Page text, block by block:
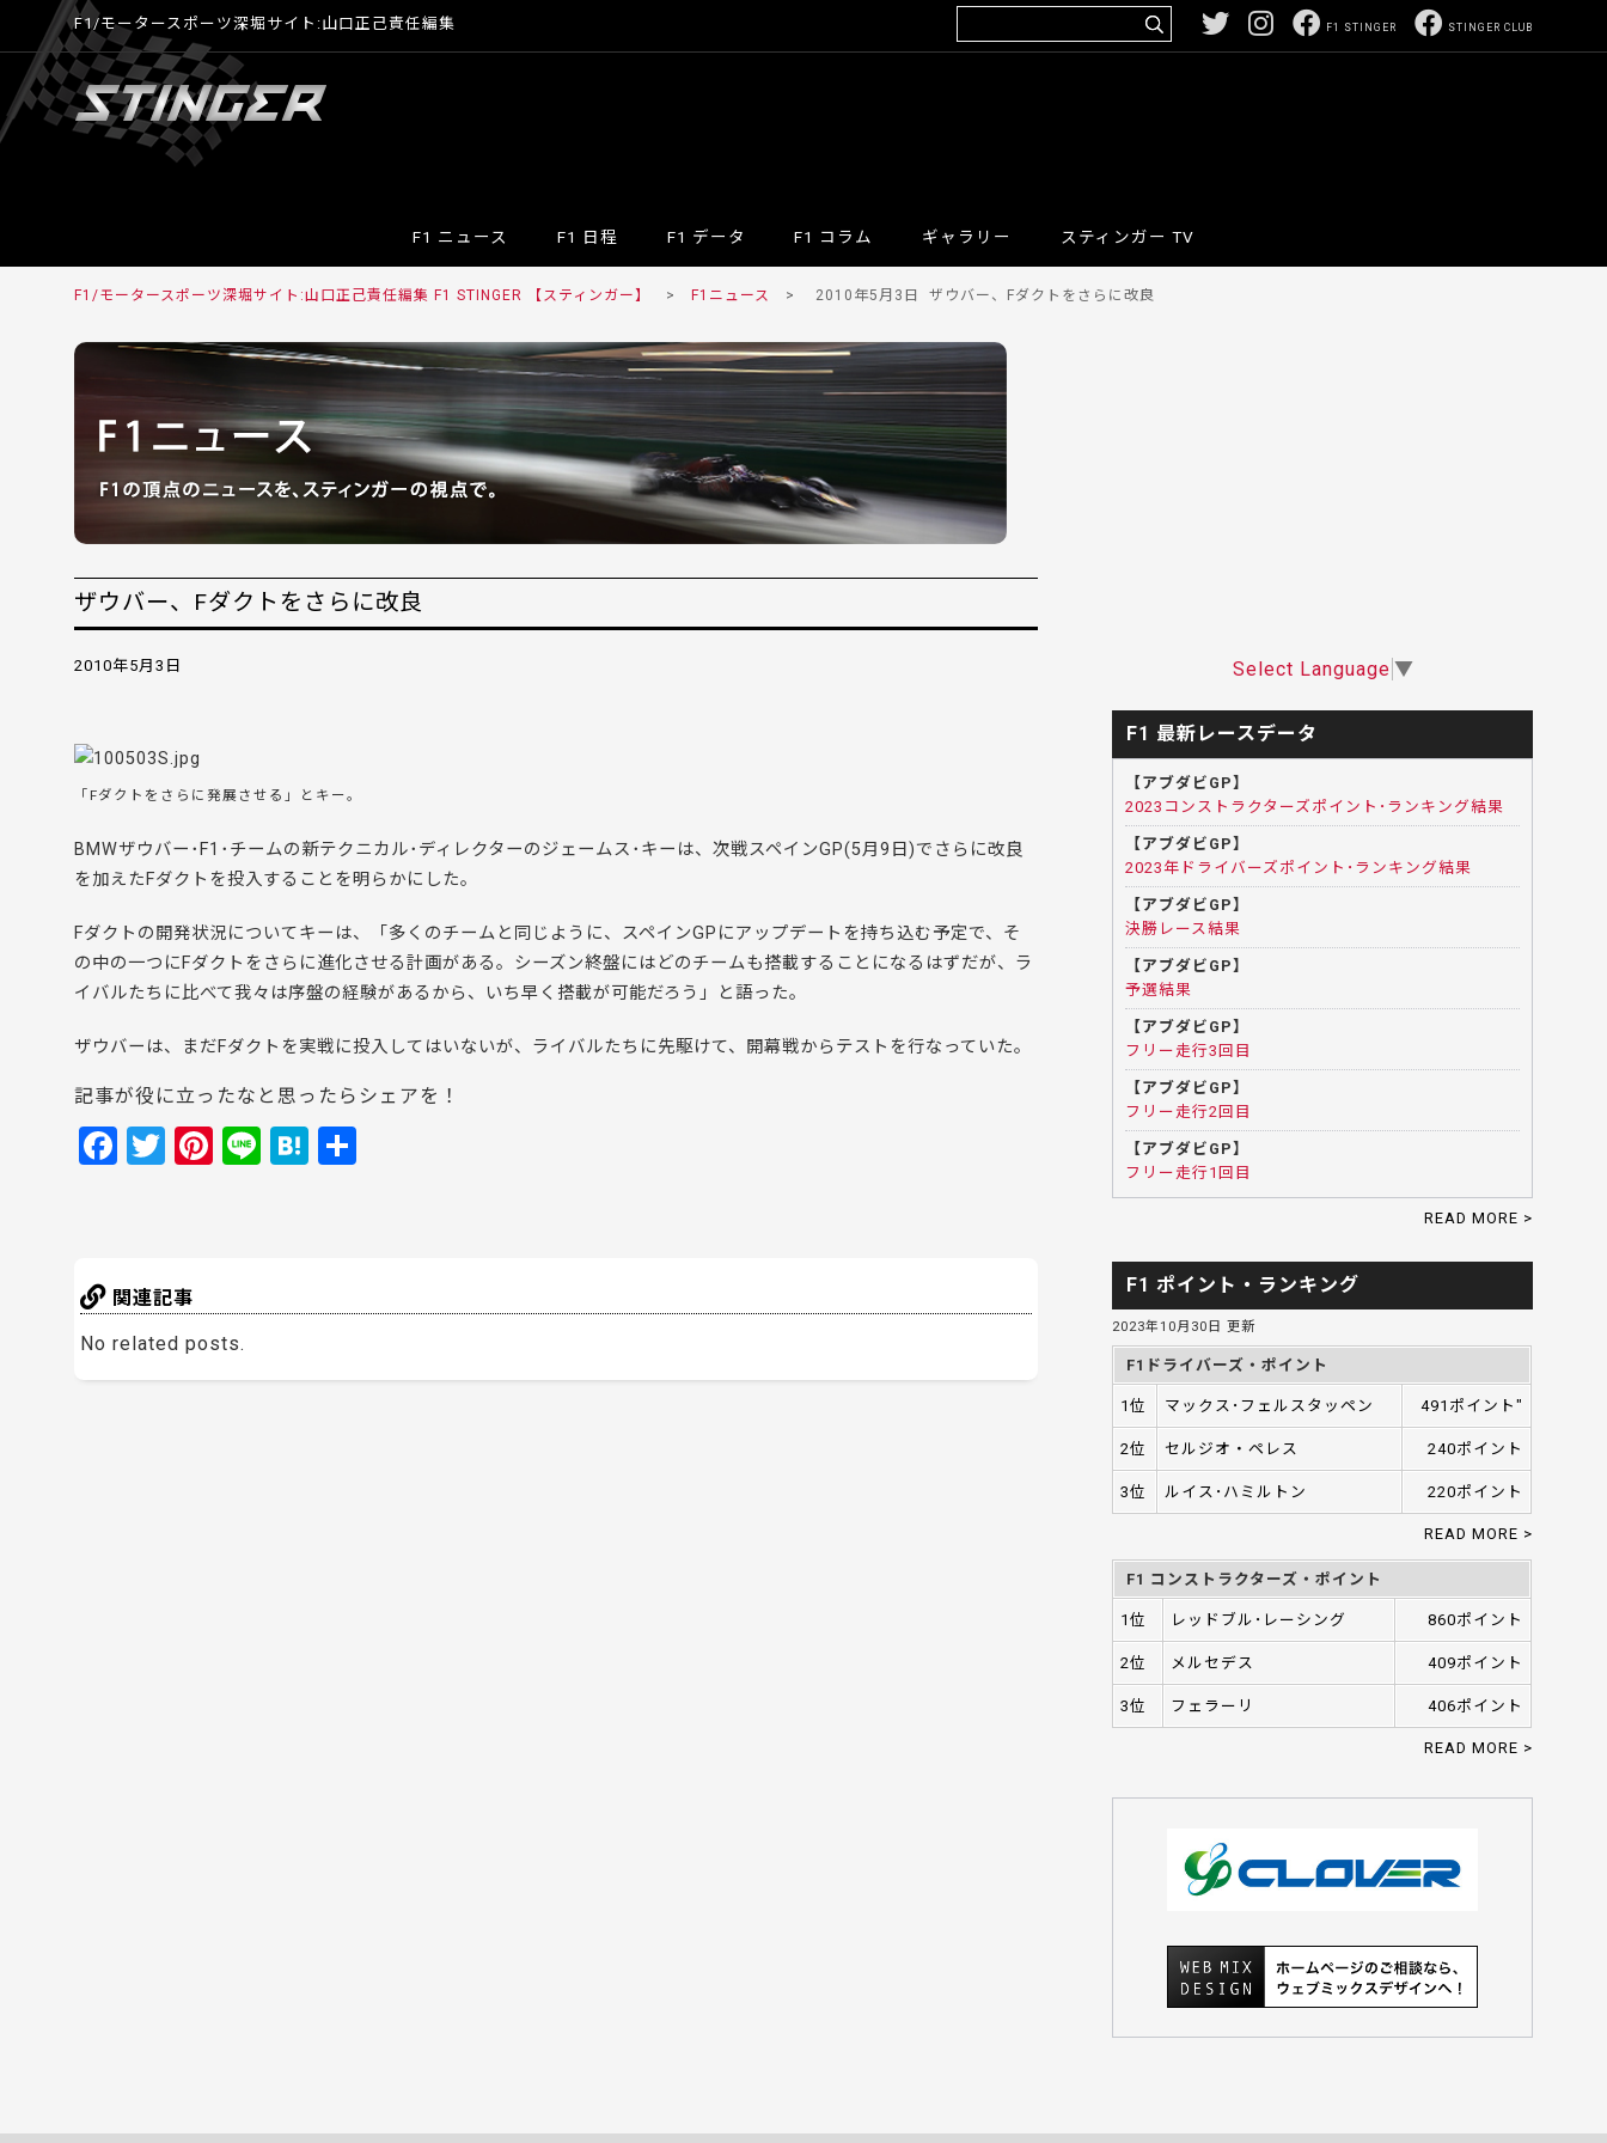
F1/モータースポーツ深堀サイト:山口正己責任編集 STINGER CLUB
F1 STINGER
F1 ニュース F1 日程 F1 データ F1 コラム ギャラリー スティンガー TV
F1/モータースポーツ深堀サイト:山口正己責任編集 F1 STINGER 【スティンガー】 > F1ニュース > 2010年5月3日 ザウバー、Fダクトをさらに改良
ザウバー、Fダクトをさらに改良
2010年5月3日
「Fダクトをさらに発展させる」とキー。
BMWザウバー･F1･チームの新テクニカル･ディレクターのジェームス･キーは、次戦スペインGP(5月9日)でさらに改良
を加えたFダクトを投入することを明らかにした。
Fダクトの開発状況についてキーは、「多くのチームと同じように、スペインGPにアップデートを持ち込む予定で、そ
の中の一つにFダクトをさらに進化させる計画がある。シーズン終盤にはどのチームも搭載することになるはずだが、ラ
イバルたちに比べて我々は序盤の経験があるから、いち早く搭載が可能だろう」と語った。
ザウバーは、まだFダクトを実戦に投入してはいないが、ライバルたちに先駆けて、開幕戦からテストを行なっていた。
記事が役に立ったなと思ったらシェアを！
F
b
o
o
T
Pi Li H
関連記事
No related posts.
Select Language ▼
F1 最新レースデータ
【アブダビGP】
2023コンストラクターズポイント･ランキング結果
【アブダビGP】
2023年ドライバーズポイント･ランキング結果
【アブダビGP】
決勝レース結果
【アブダビGP】
予選結果
【アブダビGP】
フリー走行3回目
【アブダビGP】
フリー走行2回目
【アブダビGP】
フリー走行1回目
READ MORE >
F1 ポイント・ランキング
2023年10月30日 更新
F1ドライバーズ・ポイント
1位 マックス･フェルスタッペン 491ポイント"
2位 セルジオ・ペレス 240ポイント
3位 ルイス･ハミルトン 220ポイント
READ MORE >
F1 コンストラクターズ・ポイント
1位 レッドブル･レーシング 860ポイント
2位 メルセデス 409ポイント
3位 フェラーリ 406ポイント
READ MORE >